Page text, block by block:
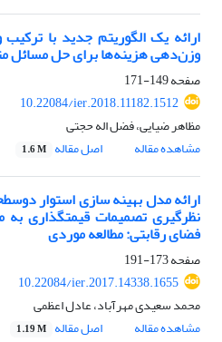
ارائه یک الگوریتم جدید با
وزن‌‌دهی هزینه‌ها برای حل مسائل
صفحه149-171
10.22084/ier.2018.11182.1512
مظاهر ضیایی، فضل اله حجتی
مشاهده مقاله
اصل مقاله 1.6 M
ارائه مدل بهینه ‏سازی استوار
نظرگیری تصمیمات قیمت‏گذاری به‏
فضای رقابتی: مطالعه موردی
صفحه173-191
10.22084/ier.2017.14338.1655
محمد سعیدی مهرآباد، عادل اعظمی
مشاهده مقاله
اصل مقاله 1.19 M